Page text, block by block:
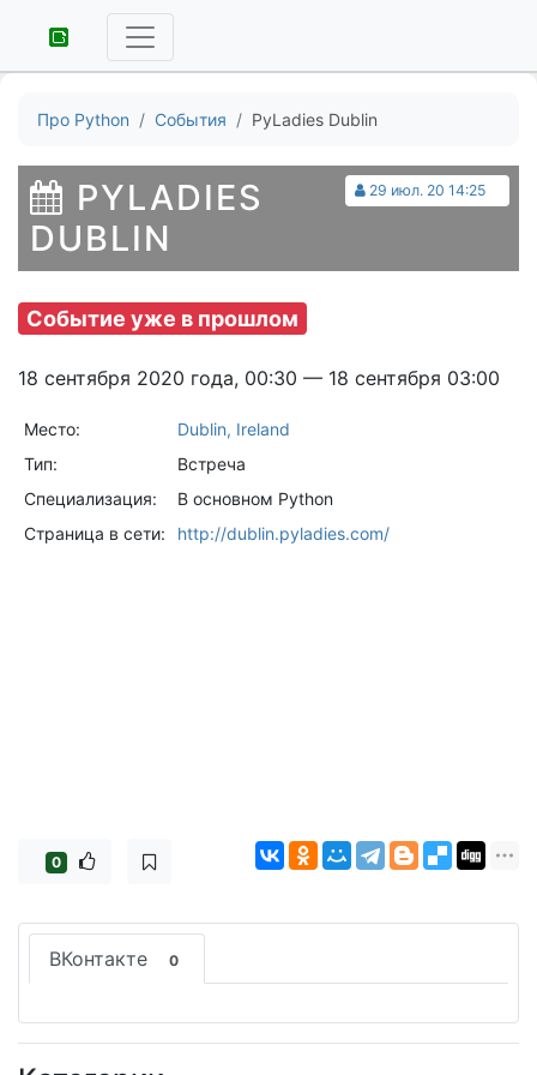
Про Python События PyLadies Dublin
29 июл. 20 14:25
PYLADIES
DUBLIN
Событие уже в прошлом
18 сентября 2020 года, 00:30 — 18 сентября 03:00
Место:
Dublin, Ireland
Тип:
Встреча
Специализация:
В основном Python
Страница в сети:
http://dublin.pyladies.com/
0
ВКонтакте 0